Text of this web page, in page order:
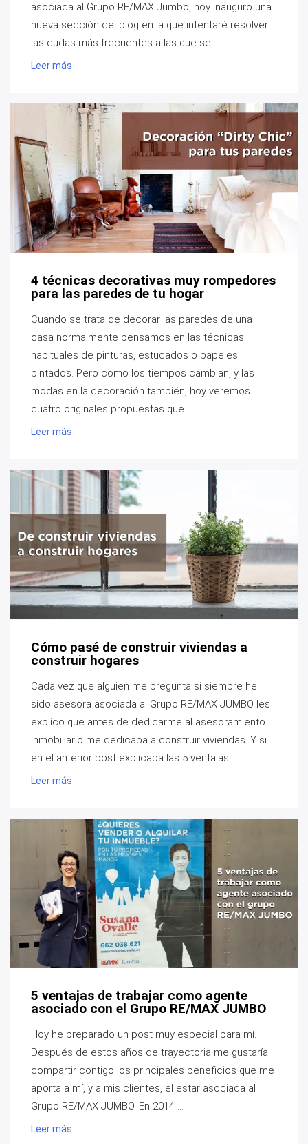
asociada al Grupo RE/MAX Jumbo, hoy inauguro una
nueva sección del blog en la que intentaré resolver
las dudas más frecuentes a las que se ...
Leer más
4 técnicas decorativas muy rompedores
para las paredes de tu hogar
Cuando se trata de decorar las paredes de una
casa normalmente pensamos en las técnicas
habituales de pinturas, estucados o papeles
pintados. Pero como los tiempos cambian, y las
modas en la decoración también, hoy veremos
cuatro originales propuestas que ...
Leer más
Cómo pasé de construir viviendas a
construir hogares
Cada vez que alguien me pregunta si siempre he
sido asesora asociada al Grupo RE/MAX JUMBO les
explico que antes de dedicarme al asesoramiento
inmobiliario me dedicaba a construir viviendas. Y si
en el anterior post explicaba las 5 ventajas ...
Leer más
5 ventajas de trabajar como agente
asociado con el Grupo RE/MAX JUMBO
Hoy he preparado un post muy especial para mí.
Después de estos años de trayectoria me gustaría
compartir contigo los principales beneficios que me
aporta a mí, y a mis clientes, el estar asociada al
Grupo RE/MAX JUMBO. En 2014 ...
Leer más